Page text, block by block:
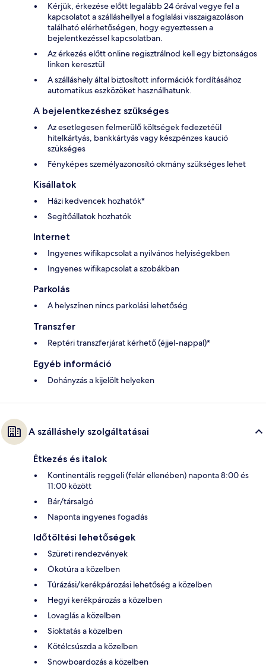
Kérjük, érkezése előtt legalább 24 órával vegye fel a
kapcsolatot a szálláshellyel a foglalási visszaigazoláson
található elérhetőségen, hogy egyeztessen a
bejelentkezéssel kapcsolatban.
Az érkezés előtt online regisztrálnod kell egy biztonságos
linken keresztül
A szálláshely által biztosított információk fordításához
automatikus eszközöket használhatunk.
A bejelentkezéshez szükséges
Az esetlegesen felmerülő költségek fedezetéül
hitelkártyás, bankkártyás vagy készpénzes kaució
szükséges
Fényképes személyazonosító okmány szükséges lehet
Kisállatok
Házi kedvencek hozhatók*
Segítőállatok hozhatók
Internet
Ingyenes wifikapcsolat a nyilvános helyiségekben
Ingyenes wifikapcsolat a szobákban
Parkolás
A helyszínen nincs parkolási lehetőség
Transzfer
Reptéri transzferjárat kérhető (éjjel-nappal)*
Egyéb információ
Dohányzás a kijelölt helyeken
A szálláshely szolgáltatásai
Étkezés és italok
Kontinentális reggeli (felár ellenében) naponta 8:00 és
11:00 között
Bár/társalgó
Naponta ingyenes fogadás
Időtöltési lehetőségek
Szüreti rendezvények
Ökotúra a közelben
Túrázási/kerékpározási lehetőség a közelben
Hegyi kerékpározás a közelben
Lovaglás a közelben
Síoktatás a közelben
Kötélcsúszda a közelben
Snowboardozás a közelben